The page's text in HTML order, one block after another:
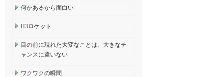
何かあるから面白い
H3ロケット
目の前に現れた大変なことは、大きなチ
ャンスに違いない
ワクワクの瞬間